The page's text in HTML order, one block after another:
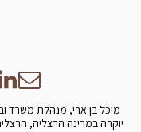
מיכל בן ארי, מנהלת משרד
יוקרה במרינה הרצליה,